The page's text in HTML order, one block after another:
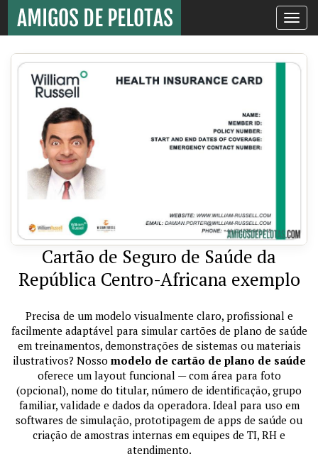
Toggle
Cartão de Seguro de Saúde da
República Centro-Africana exemplo
Precisa de um modelo visualmente claro, profissional e
facilmente adaptável para simular cartões de plano de saúde
em treinamentos, demonstrações de sistemas ou materiais
ilustrativos? Nosso modelo de cartão de plano de saúde
oferece um layout funcional — com área para foto
(opcional), nome do titular, número de identificação, grupo
familiar, validade e dados da operadora. Ideal para uso em
softwares de simulação, prototipagem de apps de saúde ou
criação de amostras internas em equipes de TI, RH e
atendimento.